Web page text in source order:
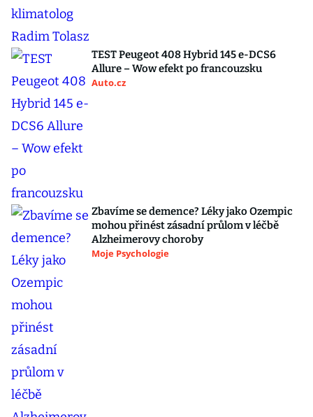
TEST Peugeot 408 Hybrid 145 e-DCS6
Allure – Wow efekt po francouzsku
Auto.cz
Zbavíme se demence? Léky jako Ozempic
mohou přinést zásadní průlom v léčbě
Alzheimerovy choroby
Moje Psychologie